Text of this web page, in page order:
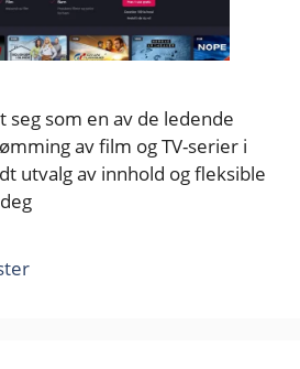
seg som en av de ledende
av film og TV-serier i
utvalg av innhold og fleksible